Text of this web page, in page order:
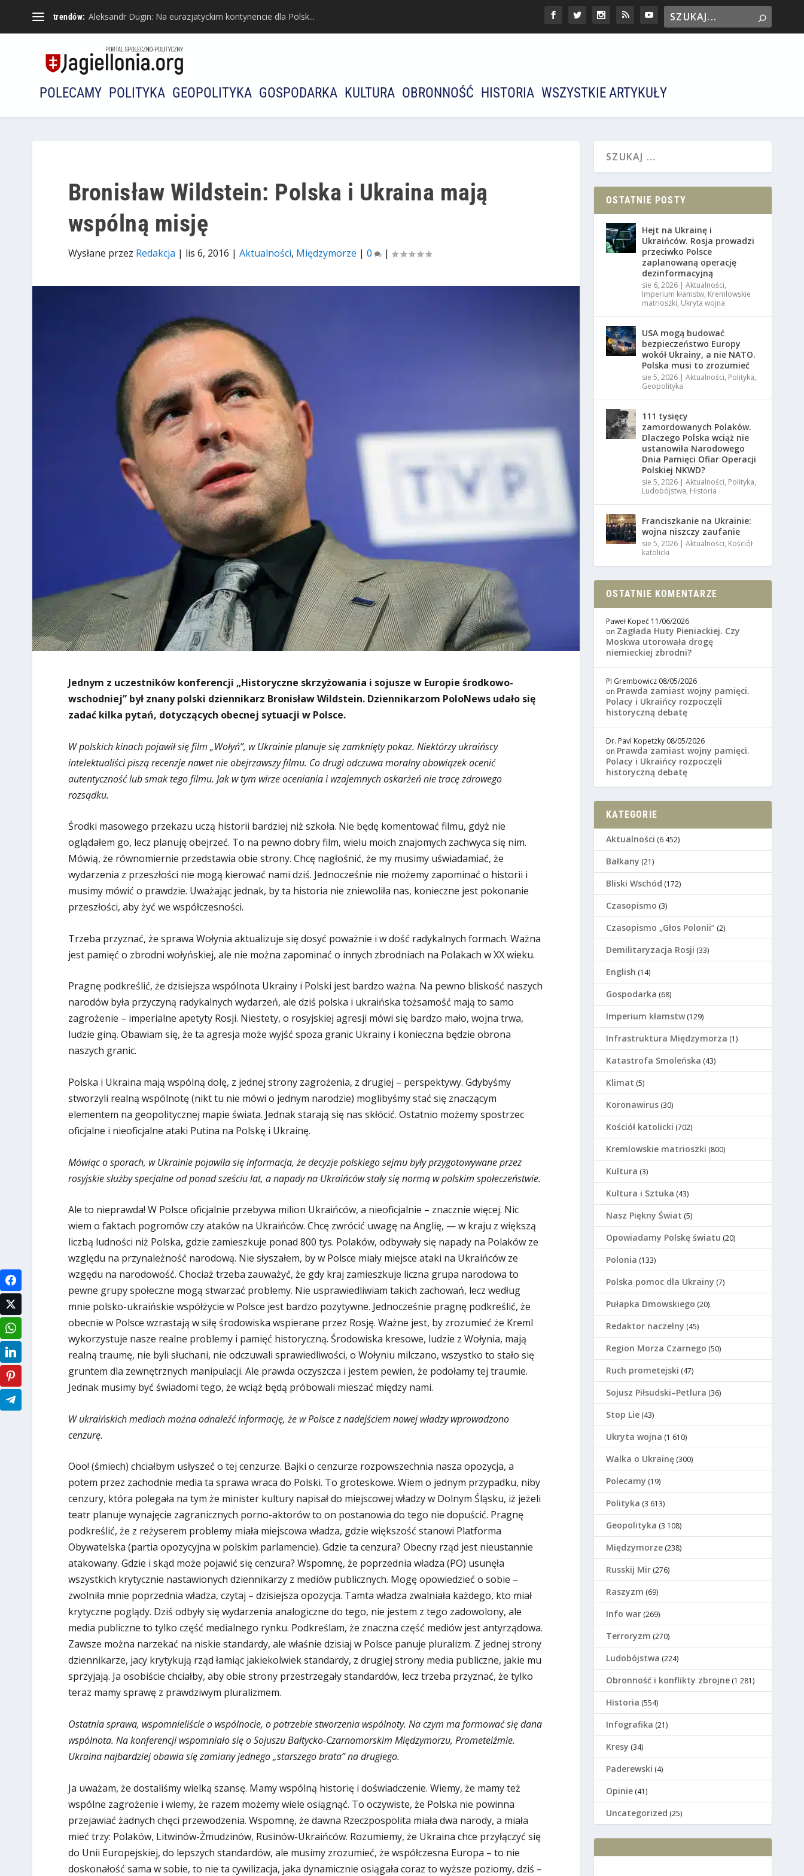
trendów: Aleksandr Dugin: Na eurazjatyckim kontynencie dla Polsk...
POLECAMY POLITYKA GEOPOLITYKA GOSPODARKA KULTURA OBRONNOŚĆ HISTORIA WSZYSTKIE ARTYKUŁY
Bronisław Wildstein: Polska i Ukraina mają
wspólną misję
Wysłane przez Redakcja | lis 6, 2016 | Aktualności, Międzymorze | 0 |
Jednym z uczestników konferencji „Historyczne skrzyżowania i sojusze w Europie środkowo-
wschodniej” był znany polski dziennikarz Bronisław Wildstein. Dziennikarzom PoloNews udało się
zadać kilka pytań, dotyczących obecnej sytuacji w Polsce.
W polskich kinach pojawił się film „Wołyń”, w Ukrainie planuje się zamknięty pokaz. Niektórzy ukraińscy
intelektualiści piszą recenzje nawet nie obejrzawszy filmu. Co drugi odczuwa moralny obowiązek ocenić
autentyczność lub smak tego filmu. Jak w tym wirze oceniania i wzajemnych oskarżeń nie tracę zdrowego
rozsądku.
Środki masowego przekazu uczą historii bardziej niż szkoła. Nie będę komentować filmu, gdyż nie
oglądałem go, lecz planuję obejrzeć. To na pewno dobry film, wielu moich znajomych zachwyca się nim.
Mówią, że równomiernie przedstawia obie strony. Chcę nagłośnić, że my musimy uświadamiać, że
wydarzenia z przeszłości nie mogą kierować nami dziś. Jednocześnie nie możemy zapominać o historii i
musimy mówić o prawdzie. Uważając jednak, by ta historia nie zniewoliła nas, konieczne jest pokonanie
przeszłości, aby żyć we współczesności.
Trzeba przyznać, że sprawa Wołynia aktualizuje się dosyć poważnie i w dość radykalnych formach. Ważna
jest pamięć o zbrodni wołyńskiej, ale nie można zapominać o innych zbrodniach na Polakach w XX wieku.
Pragnę podkreślić, że dzisiejsza wspólnota Ukrainy i Polski jest bardzo ważna. Na pewno bliskość naszych
narodów była przyczyną radykalnych wydarzeń, ale dziś polska i ukraińska tożsamość mają to samo
zagrożenie – imperialne apetyty Rosji. Niestety, o rosyjskiej agresji mówi się bardzo mało, wojna trwa,
ludzie giną. Obawiam się, że ta agresja może wyjść spoza granic Ukrainy i konieczna będzie obrona
naszych granic.
Polska i Ukraina mają wspólną dolę, z jednej strony zagrożenia, z drugiej – perspektywy. Gdybyśmy
stworzyli realną wspólnotę (nikt tu nie mówi o jednym narodzie) moglibyśmy stać się znaczącym
elementem na geopolitycznej mapie świata. Jednak starają się nas skłócić. Ostatnio możemy spostrzec
oficjalne i nieoficjalne ataki Putina na Polskę i Ukrainę.
Mówiąc o sporach, w Ukrainie pojawiła się informacja, że decyzje polskiego sejmu były przygotowywane przez
rosyjskie służby specjalne od ponad sześciu lat, a napady na Ukraińców stały się normą w polskim społeczeństwie.
Ale to nieprawda! W Polsce oficjalnie przebywa milion Ukraińców, a nieoficjalnie – znacznie więcej. Nic
wiem o faktach pogromów czy ataków na Ukraińców. Chcę zwrócić uwagę na Anglię, — w kraju z większą
liczbą ludności niż Polska, gdzie zamieszkuje ponad 800 tys. Polaków, odbywały się napady na Polaków ze
względu na przynależność narodową. Nie słyszałem, by w Polsce miały miejsce ataki na Ukraińców ze
wzgędu na narodowość. Chociaż trzeba zauważyć, że gdy kraj zamieszkuje liczna grupa narodowa to
pewne grupy społeczne mogą stwarzać problemy. Nie usprawiedliwiam takich zachowań, lecz według
mnie polsko-ukraińskie współżycie w Polsce jest bardzo pozytywne. Jednocześnie pragnę podkreślić, że
obecnie w Polsce wzrastają w siłę środowiska wspierane przez Rosję. Ważne jest, by zrozumieć że Kreml
wykorzystuje nasze realne problemy i pamięć historyczną. Środowiska kresowe, ludzie z Wołynia, mają
realną traumę, nie byli słuchani, nie odczuwali sprawiedliwości, o Wołyniu milczano, wszystko to stało się
gruntem dla zewnętrznych manipulacji. Ale prawda oczyszcza i jestem pewien, że podołamy tej traumie.
Jednak musimy być świadomi tego, że wciąż będą próbowali mieszać między nami.
W ukraińskich mediach można odnaleźć informację, że w Polsce z nadejściem nowej władzy wprowadzono
cenzurę.
Ooo! (śmiech) chciałbym usłyszeć o tej cenzurze. Bajki o cenzurze rozpowszechnia nasza opozycja, a
potem przez zachodnie media ta sprawa wraca do Polski. To groteskowe. Wiem o jednym przypadku, niby
cenzury, która polegała na tym że minister kultury napisał do miejscowej władzy w Dolnym Śląsku, iż jeżeli
teatr planuje wynajęcie zagranicznych porno-aktorów to on postanowia do tego nie dopuścić. Pragnę
podkreślić, że z reżyserem problemy miała miejscowa władza, gdzie większość stanowi Platforma
Obywatelska (partia opozycyjna w polskim parlamencie). Gdzie ta cenzura? Obecny rząd jest nieustannie
atakowany. Gdzie i skąd może pojawić się cenzura? Wspomnę, że poprzednia władza (PO) usunęła
wszystkich krytycznie nastawionych dziennikarzy z mediów publicznych. Mogę opowiedzieć o sobie –
zwolniła mnie poprzednia władza, czytaj – dzisiejsza opozycja. Tamta władza zwalniała każdego, kto miał
krytyczne poglądy. Dziś odbyły się wydarzenia analogiczne do tego, nie jestem z tego zadowolony, ale
media publiczne to tylko część medialnego rynku. Podkreślam, że znaczna część mediów jest antyrządowa.
Zawsze można narzekać na niskie standardy, ale właśnie dzisiaj w Polsce panuje pluralizm. Z jednej strony
dziennikarze, jacy krytykują rząd łamiąc jakiekolwiek standardy, z drugiej strony media publiczne, jakie mu
sprzyjają. Ja osobiście chciałby, aby obie strony przestrzegały standardów, lecz trzeba przyznać, że tylko
teraz mamy sprawę z prawdziwym pluralizmem.
Ostatnia sprawa, wspomnieliście o wspólnocie, o potrzebie stworzenia wspólnoty. Na czym ma formować się dana
wspólnota. Na konferencji wspomniało się o Sojuszu Bałtycko-Czarnomorskim Międzymorzu, Prometeiźmie.
Ukraina najbardziej obawia się zamiany jednego „starszego brata” na drugiego.
Ja uważam, że dostaliśmy wielką szansę. Mamy wspólną historię i doświadczenie. Wiemy, że mamy też
wspólne zagrożenie i wiemy, że razem możemy wiele osiągnąć. To oczywiste, że Polska nie powinna
przejawiać żadnych chęci przewodzenia. Wspomnę, że dawna Rzeczpospolita miała dwa narody, a miała
mieć trzy: Polaków, Litwinów-Żmudzinów, Rusinów-Ukraińców. Rozumiemy, że Ukraina chce przyłączyć się
do Unii Europejskiej, do lepszych standardów, ale musimy zrozumieć, że współczesna Europa – to nie
doskonałość sama w sobie, to nie ta cywilizacja, jaka dynamicznie osiągała coraz to wyższe poziomy, dziś –
OSTATNIE POSTY
Hejt na Ukrainę i
Ukraińców. Rosja prowadzi
przeciwko Polsce
zaplanowaną operację
dezinformacyjną
sie 6, 2026 |Aktualności,
Imperium kłamstw, Kremlowskie
matrioszki, Ukryta wojna
USA mogą budować
bezpieczeństwo Europy
wokół Ukrainy, a nie NATO.
Polska musi to zrozumieć
sie 5, 2026 |Aktualności, Polityka,
Geopolityka
111 tysięcy
zamordowanych Polaków.
Dlaczego Polska wciąż nie
ustanowiła Narodowego
Dnia Pamięci Ofiar Operacji
Polskiej NKWD?
sie 5, 2026 |Aktualności, Polityka,
Ludobójstwa, Historia
Franciszkanie na Ukrainie:
wojna niszczy zaufanie
sie 5, 2026 |Aktualności, Kościół
katolicki
OSTATNIE KOMENTARZE
Paweł Kopeć 11/06/2026
on Zagłada Huty Pieniackiej. Czy
Moskwa utorowała drogę
niemieckiej zbrodni?
PI Grembowicz 08/05/2026
on Prawda zamiast wojny pamięci.
Polacy i Ukraińcy rozpoczęli
historyczną debatę
Dr. Pavl Kopetzky 08/05/2026
on Prawda zamiast wojny pamięci.
Polacy i Ukraińcy rozpoczęli
historyczną debatę
KATEGORIE
Aktualności (6 452)
Bałkany (21)
Bliski Wschód (172)
Czasopismo (3)
Czasopismo „Głos Polonii” (2)
Demilitaryzacja Rosji (33)
English (14)
Gospodarka (68)
Imperium kłamstw (129)
Infrastruktura Międzymorza (1)
Katastrofa Smoleńska (43)
Klimat (5)
Koronawirus (30)
Kościół katolicki (702)
Kremlowskie matrioszki (800)
Kultura (3)
Kultura i Sztuka (43)
Nasz Piękny Świat (5)
Opowiadamy Polskę światu (20)
Polonia (133)
Polska pomoc dla Ukrainy (7)
Pułapka Dmowskiego (20)
Redaktor naczelny (45)
Region Morza Czarnego (50)
Ruch prometejski (47)
Sojusz Piłsudski–Petlura (36)
Stop Lie (43)
Ukryta wojna (1 610)
Walka o Ukrainę (300)
Polecamy (19)
Polityka (3 613)
Geopolityka (3 108)
Międzymorze (238)
Russkij Mir (276)
Raszyzm (69)
Info war (269)
Terroryzm (270)
Ludobójstwa (224)
Оbronność i konflikty zbrojne (1 281)
Historia (554)
Infografika (21)
Kresy (34)
Paderewski (4)
Opinie (41)
Uncategorized (25)